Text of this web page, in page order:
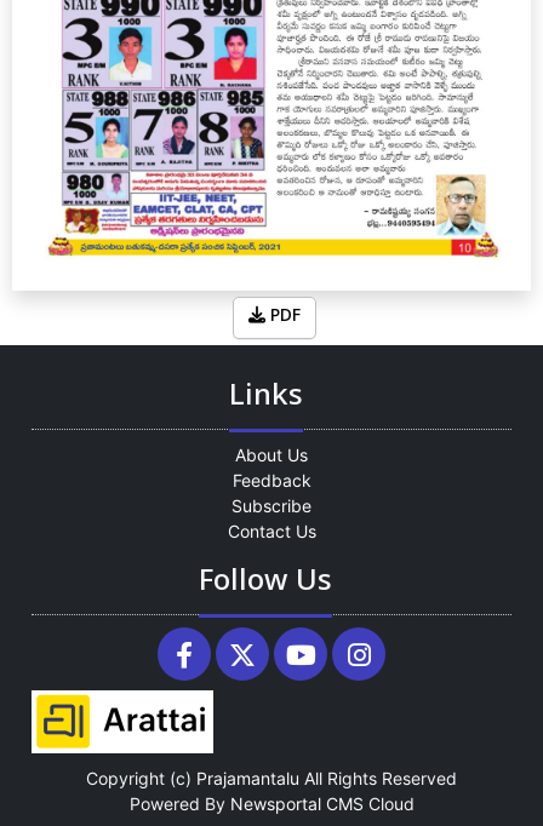
PDF
Links
About Us
Feedback
Subscribe
Contact Us
Follow Us
Copyright (c) Prajamantalu All Rights Reserved
Powered By Newsportal CMS Cloud